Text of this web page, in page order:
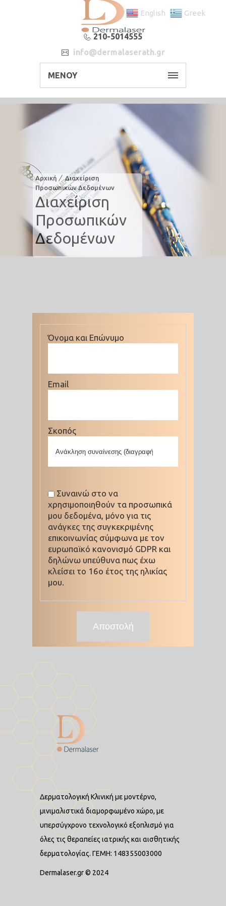
210-5014555
info@dermalaserath.gr
ΜΕΝΟΥ
Αρχική
Διαχείριση
Προσωπικών Δεδομένων
Διαχείριση
Προσωπικών
Δεδομένων
Όνομα και Επώνυμο
Email
Σκοπός
Συναινώ στο να
χρησιμοποιηθούν τα προσωπικά
μου δεδομένα, μόνο για τις
ανάγκες της συγκεκριμένης
επικοινωνίας σύμφωνα με τον
ευρωπαϊκό κανονισμό GDPR και
δηλώνω υπεύθυνα πως έχω
κλείσει το 16ο έτος της ηλικίας
μου.
Δερματολογική Κλινική με μοντέρνο,
μινιμαλιστικά διαμορφωμένο χώρο, με
υπερσύγχρονο τεχνολογικό εξοπλισμό για
όλες τις θεραπείες ιατρικής και αισθητικής
δερματολογίας. ΓΕΜΗ: 148355003000
Dermalaser.gr © 2024
English Greek